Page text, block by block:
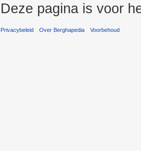
Deze pagina is voor
Privacybeleid Over Berghapedia Voorbehoud